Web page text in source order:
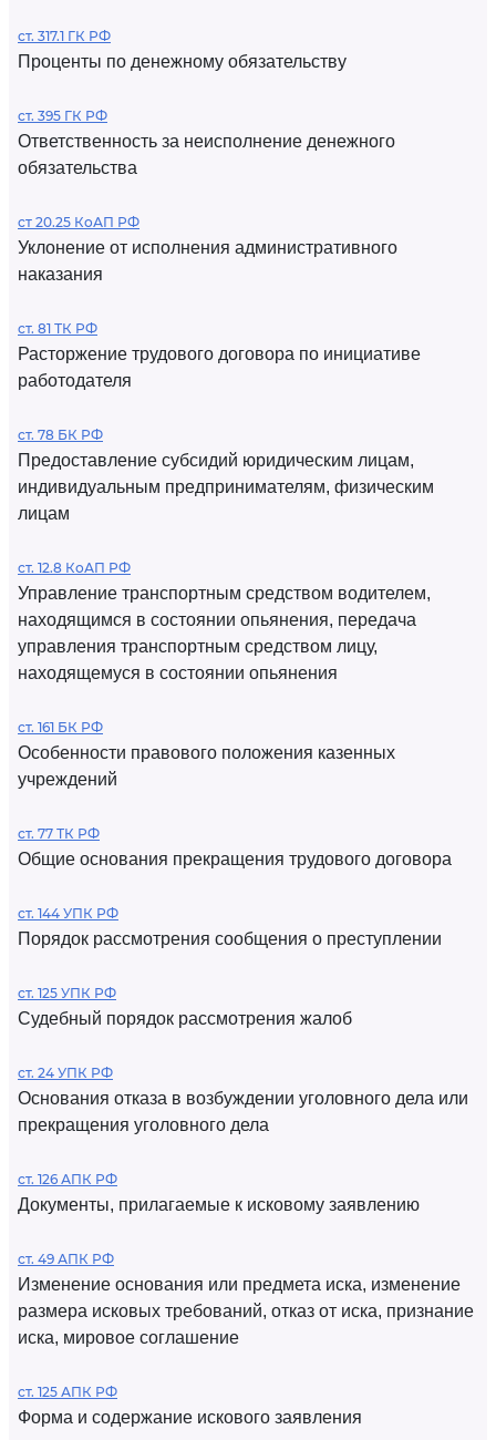
ст. 317.1 ГК РФ
Проценты по денежному обязательству
ст. 395 ГК РФ
Ответственность за неисполнение денежного
обязательства
ст 20.25 КоАП РФ
Уклонение от исполнения административного
наказания
ст. 81 ТК РФ
Расторжение трудового договора по инициативе
работодателя
ст. 78 БК РФ
Предоставление субсидий юридическим лицам,
индивидуальным предпринимателям, физическим
лицам
ст. 12.8 КоАП РФ
Управление транспортным средством водителем,
находящимся в состоянии опьянения, передача
управления транспортным средством лицу,
находящемуся в состоянии опьянения
ст. 161 БК РФ
Особенности правового положения казенных
учреждений
ст. 77 ТК РФ
Общие основания прекращения трудового договора
ст. 144 УПК РФ
Порядок рассмотрения сообщения о преступлении
ст. 125 УПК РФ
Судебный порядок рассмотрения жалоб
ст. 24 УПК РФ
Основания отказа в возбуждении уголовного дела или
прекращения уголовного дела
ст. 126 АПК РФ
Документы, прилагаемые к исковому заявлению
ст. 49 АПК РФ
Изменение основания или предмета иска, изменение
размера исковых требований, отказ от иска, признание
иска, мировое соглашение
ст. 125 АПК РФ
Форма и содержание искового заявления